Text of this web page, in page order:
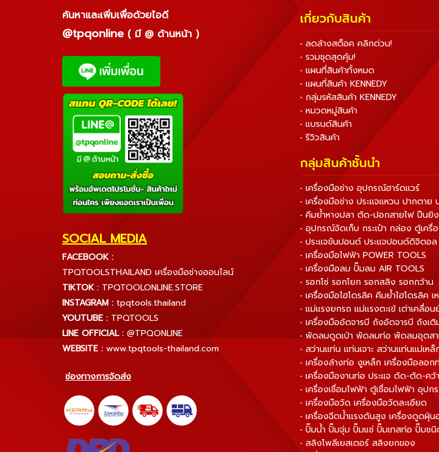
ค้นหาและเพิ่มเพื่อด้วยไอดี
@tpqonline ( มี @ ด้านหน้า )
SOCIAL MEDIA
FACEBOOK :
TPQTOOLSTHAILAND เครื่องมือช่างออนไลน์
TIKTOK : TPQTOOLONLINE.STORE
INSTAGRAM : tpqtools.thailand
YOUTUBE : TPQTOOLS
LINE OFFICIAL : @TPQONLINE
WEBSITE : www.tpqtools-thailand.com
ช่องทางการจัดส่ง
เกี่ยวกับสินค้า
• ลดล้างสต็อค คลิกด่วน!
• รวมชุดสุดคุ้ม!
• แผนที่สินค้าทั้งหมด
• แผนที่สินค้า KENNEDY
• กลุ่มรหัสสินค้า KENNEDY
• หมวดหมู่สินค้า
• แบรนด์สินค้า
• รีวิวสินค้า
กลุ่มสินค้าชั้นนำ
• เครื่องมือช่าง อุปกรณ์ฮาร์ดแวร์
• เครื่องมือช่าง ประแจแหวน ปากตาย
• คีมย้ำหางปลา ตัด-ปอกสายไฟ ปืนยิง
• อุปกรณ์จัดเก็บ กระเป๋า กล่อง ตู้เครื่
• ประแจขันปอนด์ ประแจปอนด์ดิจิตอล
• เครื่องมือไฟฟ้า POWER TOOLS
• เครื่องมือลม ปั๊มลม AIR TOOLS
• รอกโซ่ รอกโยก รอกสลิง รอกกว้าน
• เครื่องมือไฮโดรลิค คีมย้ำไฮโดรลิค
• แม่แรงยกรถ แม่แรงตะเข้ เต่าเคลื่อน
• เครื่องมืออัดจารบี ถังอัดจารบี ถังเติ
• พัดลมดูดเป่า พัดลมท่อ พัดลมอุตสา
• สว่านแท่น แท่นเจาะ สว่านแท่นแม่เหล็
• เครื่องล้างท่อ งูเหล็ก เครื่องมือลอ
• เครื่องมืองานท่อ ประแจ ดัด-ตัด-ค
• เครื่องเชื่อมไฟฟ้า ตู้เชื่อมไฟฟ้า อุปก
• เครื่องมือวัด เครื่องมือวัดละเอียด
• เครื่องฉีดน้ำแรงดันสูง เครื่องดูดฝุ่น
• ปั๊มน้ำ ปั๊มจุ่ม ปั๊มแช่ ปั๊มเทสท่อ ปั๊มช
• สลิงโพลีเยสเตอร์ สลิงยกของ